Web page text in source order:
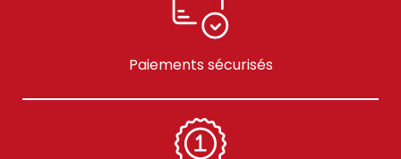
Paiements sécurisés